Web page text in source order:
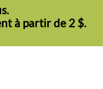
à partir de 2 $.